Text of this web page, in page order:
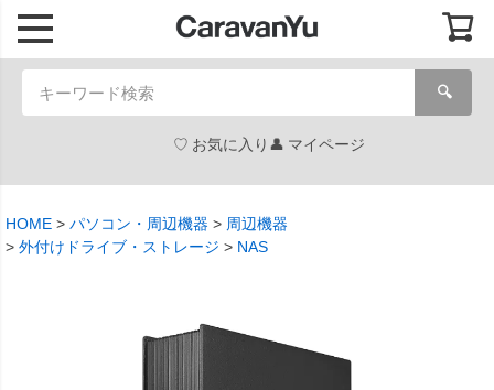
🔍
お気に入り マイページ
HOME パソコン・周辺機器
周辺機器
外付けドライブ・ストレージ
NAS